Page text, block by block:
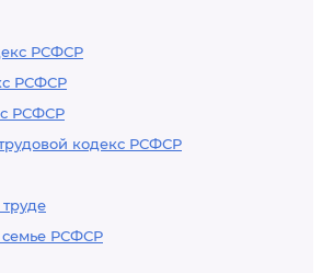
РСФСР
РСФСР
РСФСР
кодекс РСФСР
семье РСФСР